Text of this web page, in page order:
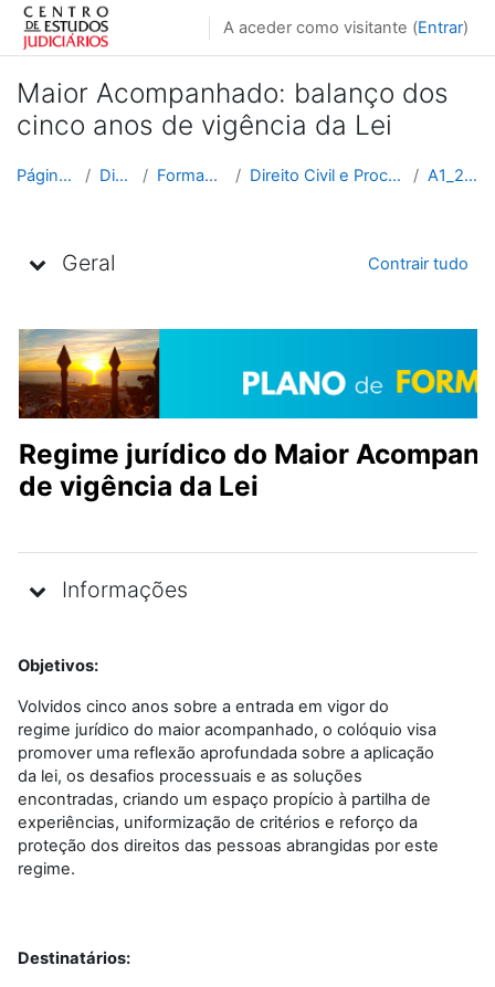
Ir para o conteúdo principal
A aceder como visitante (Entrar)
Maior Acompanhado: balanço dos
cinco anos de vigência da Lei
Página principal Disciplinas Formação Contínua Direito Civil e Processual Civil e Comercial A1_2025_2026
Geral Contrair tudo
Regime jurídico do Maior
de vigência da Lei
Informações
Objetivos:
Volvidos cinco anos sobre a entrada em vigor do
regime jurídico do maior acompanhado, o colóquio visa
promover uma reflexão aprofundada sobre a aplicação
da lei, os desafios processuais e as soluções
encontradas, criando um espaço propício à partilha de
experiências, uniformização de critérios e reforço da
proteção dos direitos das pessoas abrangidas por este
regime.
Destinatários: